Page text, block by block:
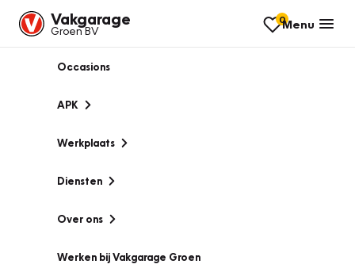
Vakgarage
Groen BV
0Menu
Occasions
APK
Werkplaats
Diensten
Over ons
Werken bij Vakgarage Groen